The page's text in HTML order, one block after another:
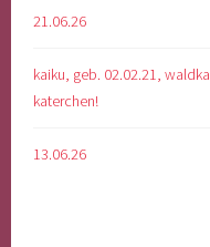
21.06.26
kaiku, geb. 02.02.21,
katerchen!
13.06.26